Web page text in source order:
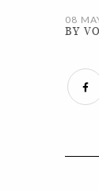
08
BY